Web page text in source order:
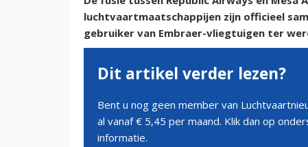
luchtvaartmaatschappijen zijn officieel
gebruiker van Embraer-vliegtuigen ter
Dit artikel verder lezen?
Bent u nog geen member van
al vanaf € 5,45 per maand. Klik dan op
informatie.